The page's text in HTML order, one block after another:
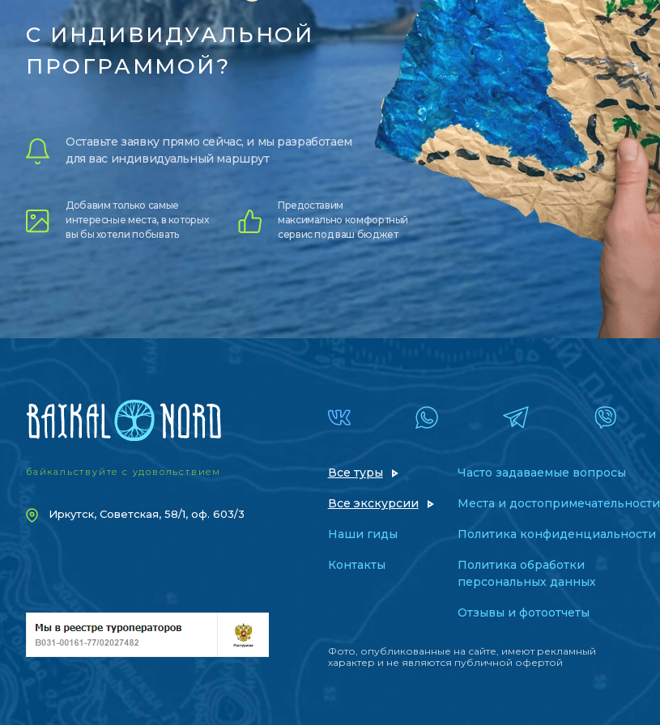
С ИНДИВИДУАЛЬНОЙ
ПРОГРАММОЙ?
Оставьте заявку прямо сейчас, и мы разработаем
для вас индивидуальный маршрут
Добавим только самые
интересные места, в которых
вы бы хотели побывать
Предоставим
максимально комфортный
сервис под ваш бюджет
байкальствуйте с удовольствием
Иркутск, Советская, 58/1, оф. 603/3
Все туры
Все экскурсии
Наши гиды
Контакты
Часто задаваемые вопросы
Места и достопримечательности
Политика конфиденциальности
Политика обработки
персональных данных
Отзывы и фотоотчеты
Фото, опубликованные на сайте, имеют рекламный
характер и не являются публичной офертой